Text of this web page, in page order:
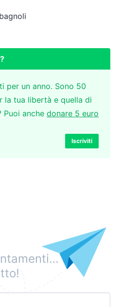
per un anno. Sono 50
la tua libertà e quella di
anche donare 5 euro
Iscriviti